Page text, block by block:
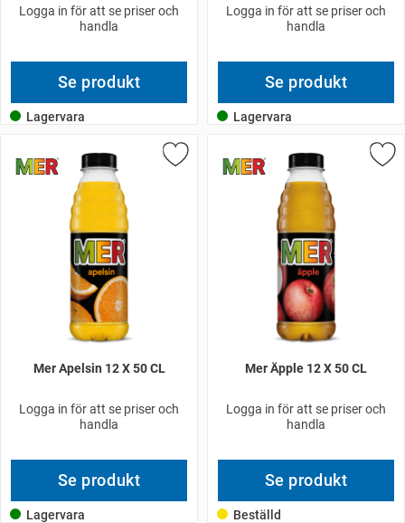
Logga in för att se priser och
handla
Se produkt
Lagervara
Logga in för att se priser och
handla
Se produkt
Lagervara
Mer Apelsin 12 X 50 CL
Logga in för att se priser och
handla
Se produkt
Lagervara
Mer Äpple 12 X 50 CL
Logga in för att se priser och
handla
Se produkt
Beställd